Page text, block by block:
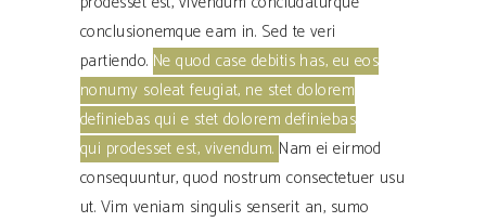
conclusionemque eam in. Sed te veri
partiendo. Ne quod case debitis has, eu eos
nonumy soleat feugiat, ne stet dolorem
definiebas qui e stet dolorem definiebas
qui prodesset est, vivendum. Nam ei eirmod
consequuntur, quod nostrum consectetuer usu
ut. Vim veniam singulis senserit an, sumo